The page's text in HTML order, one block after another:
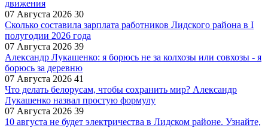
движения
07 Августа 2026 30
Сколько составила зарплата работников Лидского района в I
полугодии 2026 года
07 Августа 2026 39
Александр Лукашенко: я борюсь не за колхозы или совхозы - я
борюсь за деревню
07 Августа 2026 41
Что делать белорусам, чтобы сохранить мир? Александр
Лукашенко назвал простую формулу
07 Августа 2026 39
10 августа не будет электричества в Лидском районе. Узнайте,